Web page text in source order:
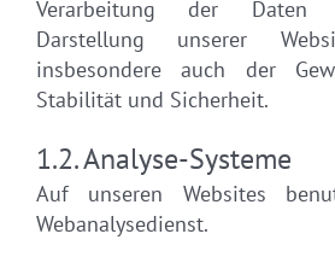
Verarbeitung der Daten
Darstellung unserer
insbesondere auch der
Stabilität und Sicherheit.
1.2. Analyse-Systeme
Auf unseren Websites
Webanalysedienst.